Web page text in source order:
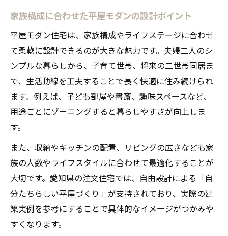
術
家族で過ごす平屋ならではの心地よさ
家族みんなが快適な平屋モダンの間取り提
案
子育てや高齢者にも優しい平屋モダン設計
家族の生活動線を考慮した平屋暮らしの工
夫
り
家族構成に合わせた平屋モダンのデザイン
例
平屋を選ぶ理由とメリットを徹底解説
平屋モダンが選ばれる理由とそのメリット
バリアフリーを実現する平屋モダンの特徴
家族構成に合わせた平屋モダンの設計ポイント
平屋モダン住宅は、家族構成やライフステージに合わせ
て柔軟に設計できるのが大きな魅力です。夫婦二人のシ
ンプルな暮らしから、子育て世帯、将来の二世帯同居ま
で、生活動線を工夫することで長く快適に住み続けられ
ます。例えば、子ども部屋や書斎、趣味スペースなど、
用途ごとにゾーニングすると暮らしやすさが向上しま
す。
また、収納やキッチンの配置、リビングの広さなども家
族の人数やライフスタイルに合わせて最適化することが
大切です。愛知県の注文住宅では、自由設計による「自
分たちらしい平屋づくり」が支持されており、実際の建
築実例を参考にすることで具体的なイメージがつかみや
すくなります。